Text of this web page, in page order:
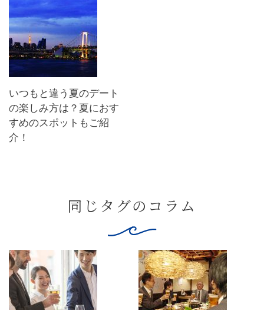
いつもと違う夏のデート
の楽しみ方は？夏におす
すめのスポットもご紹
介！
同じタグのコラム